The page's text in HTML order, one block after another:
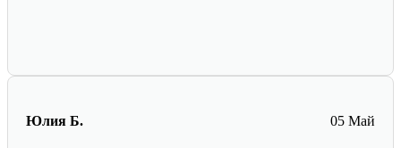
05 Май
Юлия Б.